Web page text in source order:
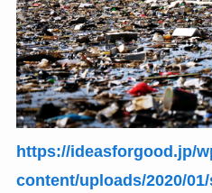
https://ideasforgood.jp/
content/uploads/2020/